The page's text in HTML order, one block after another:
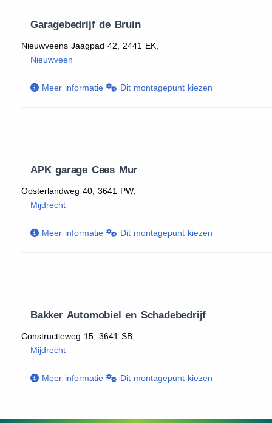
Garagebedrijf de Bruin
Nieuwveens Jaagpad 42, 2441 EK,
Nieuwveen
Meer informatie Dit montagepunt kiezen
APK garage Cees Mur
Oosterlandweg 40, 3641 PW,
Mijdrecht
Meer informatie Dit montagepunt kiezen
Bakker Automobiel en Schadebedrijf
Constructieweg 15, 3641 SB,
Mijdrecht
Meer informatie Dit montagepunt kiezen